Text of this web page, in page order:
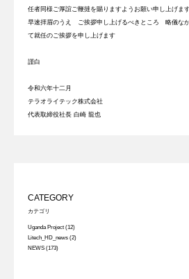
任者同様ご厚誼ご鞭撻を賜りますようお願い申し上げま
早速拝眉のうえ ご挨拶申し上げるべきところ 略儀な
て就任のご挨拶を申し上げます
謹白
令和六年十二月
テラオライテック株式会社
代表取締役社長 白崎 龍也
CATEGORY
カテゴリ
Uganda Project (12)
Litech_HD_news (2)
NEWS (173)